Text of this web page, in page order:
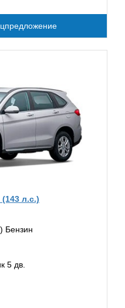
(143 л.с.)
Бензин
5 дв.